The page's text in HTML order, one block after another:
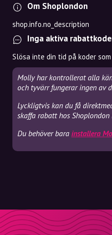
Om Shoplondon
shop.info.no_description
Inga aktiva
Slösa inte din tid på koder
Molly har kontrollerat alla
och tyvärr fungerar ingen av
Lyckligtvis kan du få
skaffa rabatt hos Shoplondon
Du behöver bara installera